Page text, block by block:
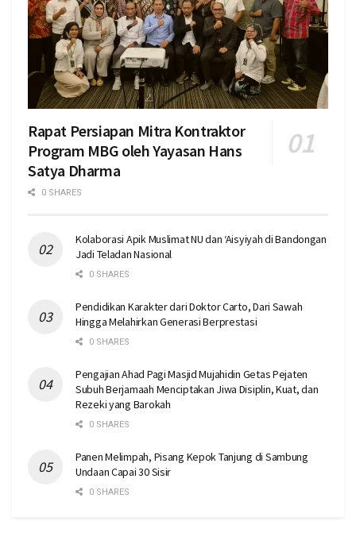
Rapat Persiapan Mitra Kontraktor
Program MBG oleh Yayasan Hans
Satya Dharma
0 SHARES
Kolaborasi Apik Muslimat NU dan ‘Aisyiyah di Bandongan
Jadi Teladan Nasional
0 SHARES
Pendidikan Karakter dari Doktor Carto, Dari Sawah
Hingga Melahirkan Generasi Berprestasi
0 SHARES
Pengajian Ahad Pagi Masjid Mujahidin Getas Pejaten
Subuh Berjamaah Menciptakan Jiwa Disiplin, Kuat, dan
Rezeki yang Barokah
0 SHARES
Panen Melimpah, Pisang Kepok Tanjung di Sambung
Undaan Capai 30 Sisir
0 SHARES